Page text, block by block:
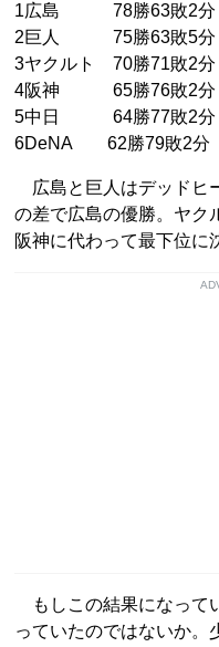
1広島 78勝63敗2分
2巨人 75勝63敗5分
3ヤクルト 70勝71敗2
4阪神 65勝76敗2分
5中日 64勝77敗2分
6DeNA 62勝79敗2分
広島と巨人はデッドヒ
の差で広島の優勝。ヤク
阪神に代わって最下位に
もしこの結果になって
っていたのではないか。